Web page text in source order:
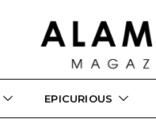
EPICURIOUS